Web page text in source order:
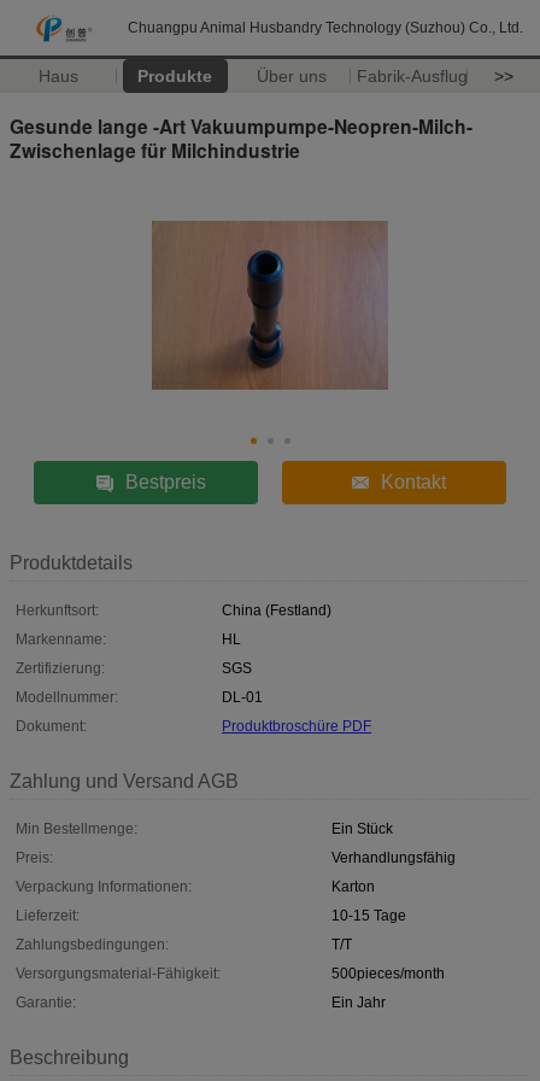
Chuangpu Animal Husbandry Technology (Suzhou) Co., Ltd.
Haus Produkte Über uns Fabrik-Ausflug >>
Gesunde lange -Art Vakuumpumpe-Neopren-Milch-
Zwischenlage für Milchindustrie
Bestpreis Kontakt
Produktdetails
Herkunftsort:
China (Festland)
Markenname:
HL
Zertifizierung:
SGS
Modellnummer:
DL-01
Dokument:
Produktbroschüre PDF
Zahlung und Versand AGB
Min Bestellmenge:
Ein Stück
Preis:
Verhandlungsfähig
Verpackung Informationen:
Karton
Lieferzeit:
10-15 Tage
Zahlungsbedingungen:
T/T
Versorgungsmaterial-Fähigkeit:
500pieces/month
Garantie:
Ein Jahr
Beschreibung